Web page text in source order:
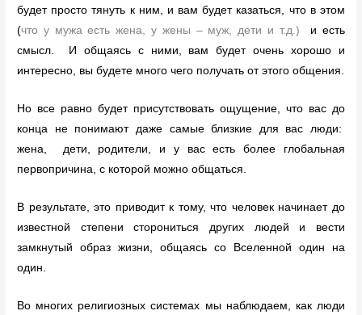
будет просто тянуть к ним, и вам будет казаться, что в этом
(что у мужа есть жена, у жены – муж, дети и т.д.) и есть
смысл.
И общаясь с ними, вам будет очень хорошо и
интересно, вы будете много чего получать от этого общения.
Но все равно будет присутствовать ощущение, что вас до
конца не понимают даже самые близкие для вас люди:
жена, дети, родители, и у вас есть более глобальная
первопричина, с которой можно общаться.
В результате, это приводит к тому, что человек начинает до
известной степени сторониться других людей и вести
замкнутый образ жизни, общаясь со Вселенной один на
один.
Во многих религиозных системах мы наблюдаем, как люди